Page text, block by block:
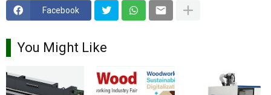
Facebook
You Might Like